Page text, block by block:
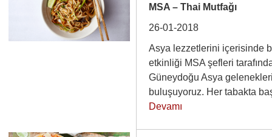
MSA – Thai Mutfağı
26-01-2018
Asya lezzetlerini içerisinde
etkinliği MSA şefleri
Güneydoğu Asya
buluşuyoruz. Her tabakta
Devamı